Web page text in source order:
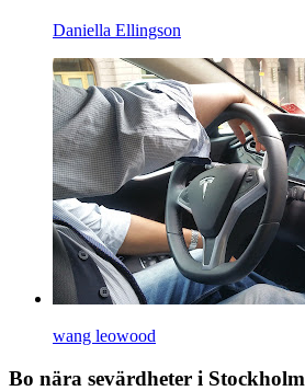
Daniella Ellingson
wang leowood
Bo nära sevärdheter i Stockholm